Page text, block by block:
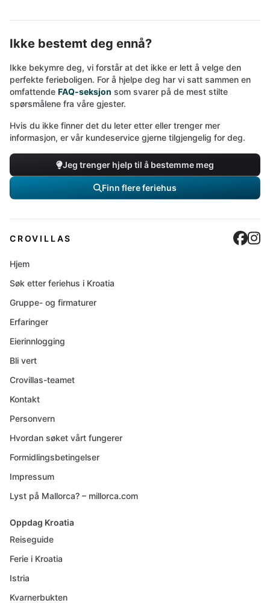
Ikke bestemt deg ennå?
Ikke bekymre deg, vi forstår at det ikke er lett å velge den
perfekte ferieboligen. For å hjelpe deg har vi satt sammen en
omfattende FAQ-seksjon som svarer på de mest stilte
spørsmålene fra våre gjester.
Hvis du ikke finner det du leter etter eller trenger mer
informasjon, er vår kundeservice gjerne tilgjengelig for deg.
Jeg trenger hjelp til å bestemme meg
Finn flere feriehus
CROVILLAS
Hjem
Søk etter feriehus i Kroatia
Gruppe- og firmaturer
Erfaringer
Eierinnlogging
Bli vert
Crovillas-teamet
Kontakt
Personvern
Hvordan søket vårt fungerer
Formidlingsbetingelser
Impressum
Lyst på Mallorca? – millorca.com
Oppdag Kroatia
Reiseguide
Ferie i Kroatia
Istria
Kvarnerbukten